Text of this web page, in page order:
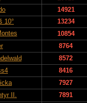
14921
10° 13234
10854
8764
8572
8416
7927
II. 7891